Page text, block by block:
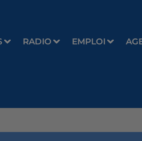
RADIO EMPLOI